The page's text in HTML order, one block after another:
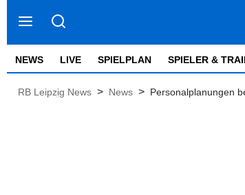
NEWS LIVE SPIELPLAN SPIELER &
RB Leipzig News > News > Personalplanungen